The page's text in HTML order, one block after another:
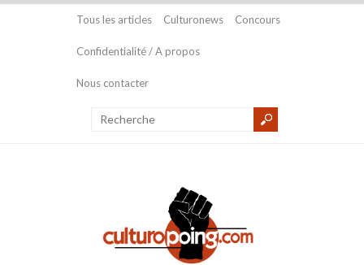
Tous les articles Culturonews Concours
Confidentialité / A propos
Nous contacter